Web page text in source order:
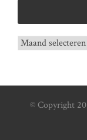
Archief
© Copyright